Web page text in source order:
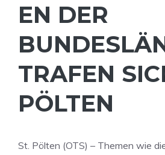
EN DER
TRAFEN
PÖLTEN
St. Pölten (OTS) – Themen wie